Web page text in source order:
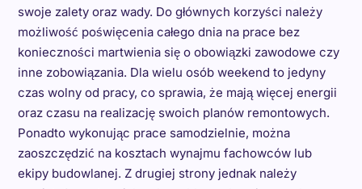
swoje zalety oraz wady. Do głównych korzyści należy
możliwość poświęcenia całego dnia na prace bez
konieczności martwienia się o obowiązki zawodowe czy
inne zobowiązania. Dla wielu osób weekend to jedyny
czas wolny od pracy, co sprawia, że mają więcej energii
oraz czasu na realizację swoich planów remontowych.
Ponadto wykonując prace samodzielnie, można
zaoszczędzić na kosztach wynajmu fachowców lub
ekipy budowlanej. Z drugiej strony jednak należy